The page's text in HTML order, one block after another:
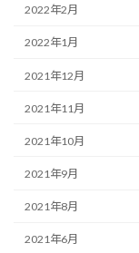
2022年2月
2022年1月
2021年12月
2021年11月
2021年10月
2021年9月
2021年8月
2021年6月